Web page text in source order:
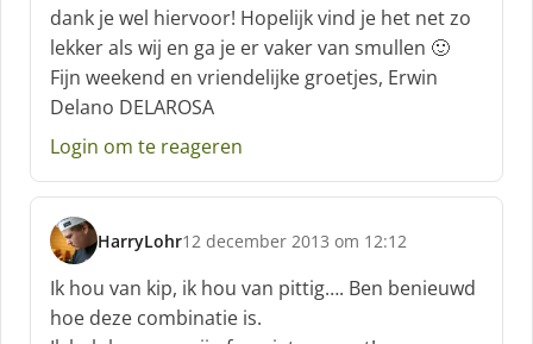
e
e
f
:
dank je wel hiervoor! Hopelijk vind je het net zo
lekker als wij en ga je er vaker van smullen 🙂
Fijn weekend en vriendelijke groetjes, Erwin
Delano DELAROSA
Login om te reageren
HarryLohr
s
c
h
r
12 december 2013 om 12:12
Ik hou van kip, ik hou van pittig…. Ben benieuwd
hoe deze combinatie is.